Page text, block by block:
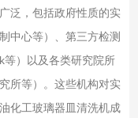
泛，包括政府性质的实
中心等）、第三方检测
）以及各类研究院所
所等）。这些机构对实
化工玻璃器皿清洗机成